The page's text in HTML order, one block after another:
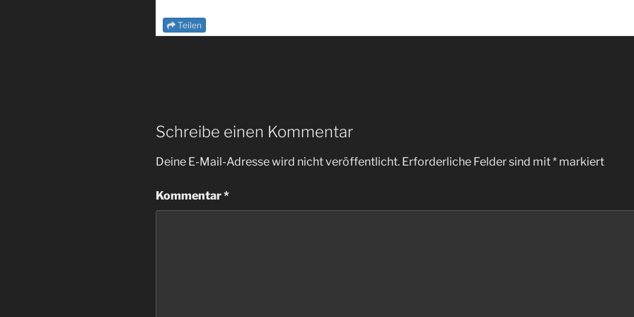
Teilen
Schreibe einen Kommentar
Deine E-Mail-Adresse wird nicht veröffentlicht. Erforderliche Felder sind mit* markiert
Kommentar*